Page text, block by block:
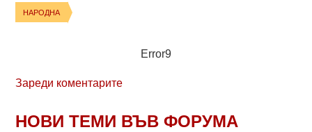
НАРОДНА
Error9
Зареди коментарите
НОВИ ТЕМИ ВЪВ ФОРУМА